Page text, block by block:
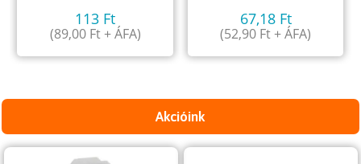
113 Ft
(89,00 Ft+ ÁFA)
67,18 Ft
(52,90 Ft+ ÁFA)
Akcióink